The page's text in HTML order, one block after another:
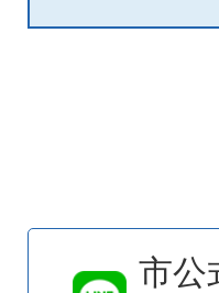
令和7年度(
市公